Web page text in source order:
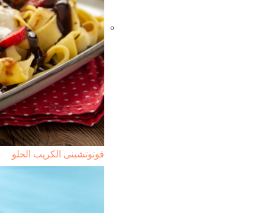
فوتوتشينى الكريب الحلو